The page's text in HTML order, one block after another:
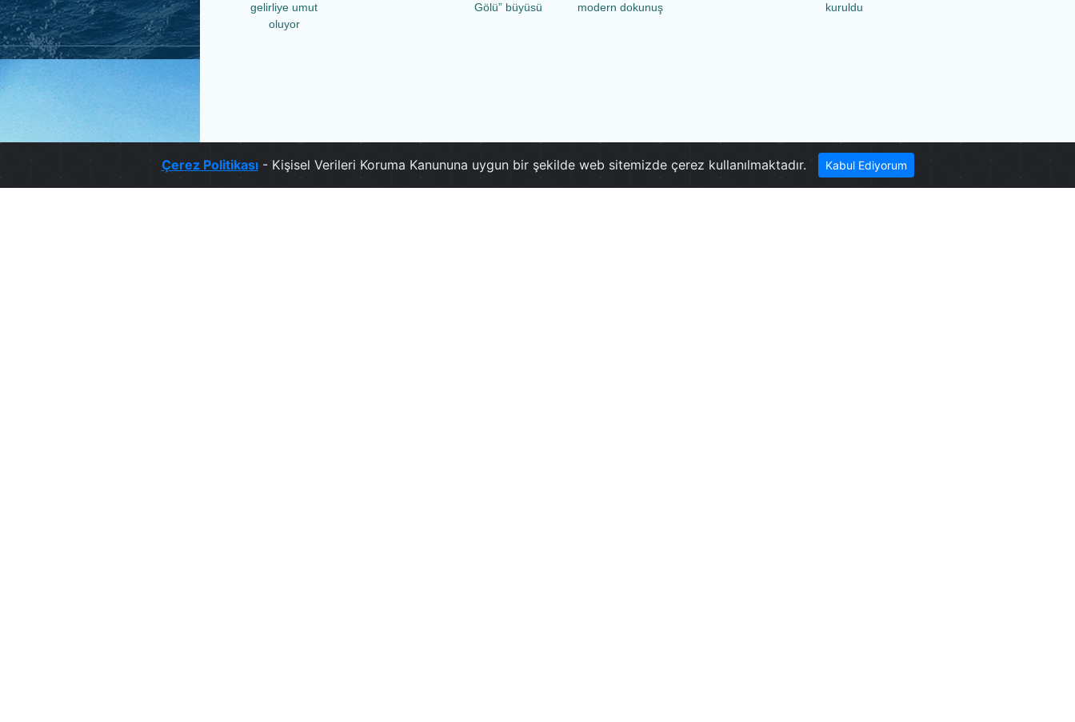
gelirliye umut
oluyor
Gölü” büyüsü
modern dokunuş
kuruldu
Çerez Politikası- Kişisel Verileri Koruma Kanununa uygun bir şekilde web sitemizde çerez kullanılmaktadır. Kabul Ediyorum